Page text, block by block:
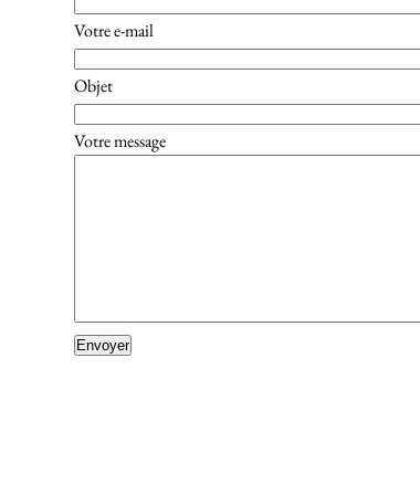
Votre e-mail
Objet
Votre message